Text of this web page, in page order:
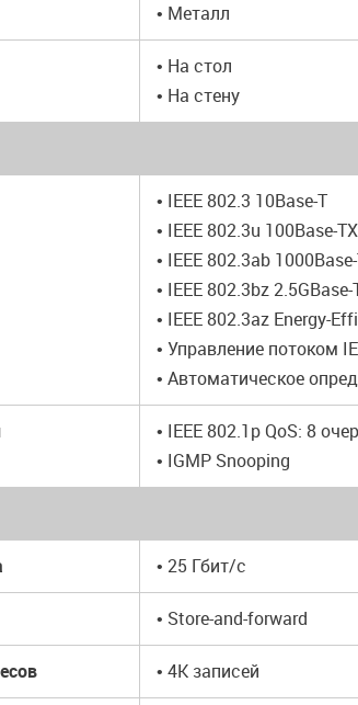
• Металл
• На стол
• На стену
• IEEE 802.3 10Base-T
• IEEE 802.3u 100Base-TX
• IEEE 802.3ab
• IEEE 802.3bz 2.5GBase-
• IEEE 802.3az Energy-
• Управление потоком
• Автоматическое
• IEEE 802.1p QoS: 8
• IGMP Snooping
• 25 Гбит/с
• Store-and-forward
• 4K записей